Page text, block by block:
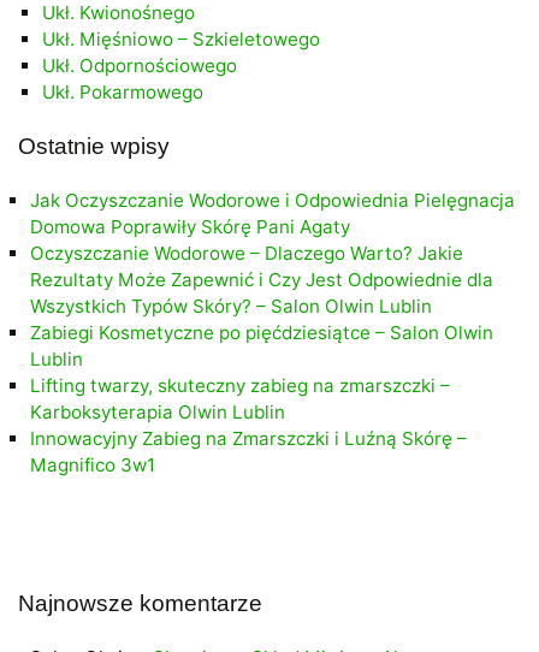
Ukł. Kwionośnego
Ukł. Mięśniowo – Szkieletowego
Ukł. Odpornościowego
Ukł. Pokarmowego
Ostatnie wpisy
Jak Oczyszczanie Wodorowe i Odpowiednia Pielęgnacja
Domowa Poprawiły Skórę Pani Agaty
Oczyszczanie Wodorowe – Dlaczego Warto? Jakie
Rezultaty Może Zapewnić i Czy Jest Odpowiednie dla
Wszystkich Typów Skóry? – Salon Olwin Lublin
Zabiegi Kosmetyczne po pięćdziesiątce – Salon Olwin
Lublin
Lifting twarzy, skuteczny zabieg na zmarszczki –
Karboksyterapia Olwin Lublin
Innowacyjny Zabieg na Zmarszczki i Luźną Skórę –
Magnifico 3w1
Najnowsze komentarze